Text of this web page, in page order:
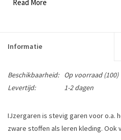
Read More
Informatie
Beschikbaarheid: Op voorraad(100)
Levertijd:
1-2 dagen
IJzergaren is stevig garen voor o.a.
zware stoffen als leren kleding. Ook